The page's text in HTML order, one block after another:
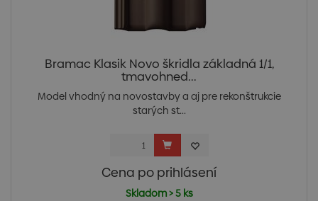
Bramac Klasik Novo škridla základná 1/1,
tmavohned...
Model vhodný na novostavby a aj pre rekonštrukcie
starých st...
Cena po prihlásení
Skladom > 5 ks